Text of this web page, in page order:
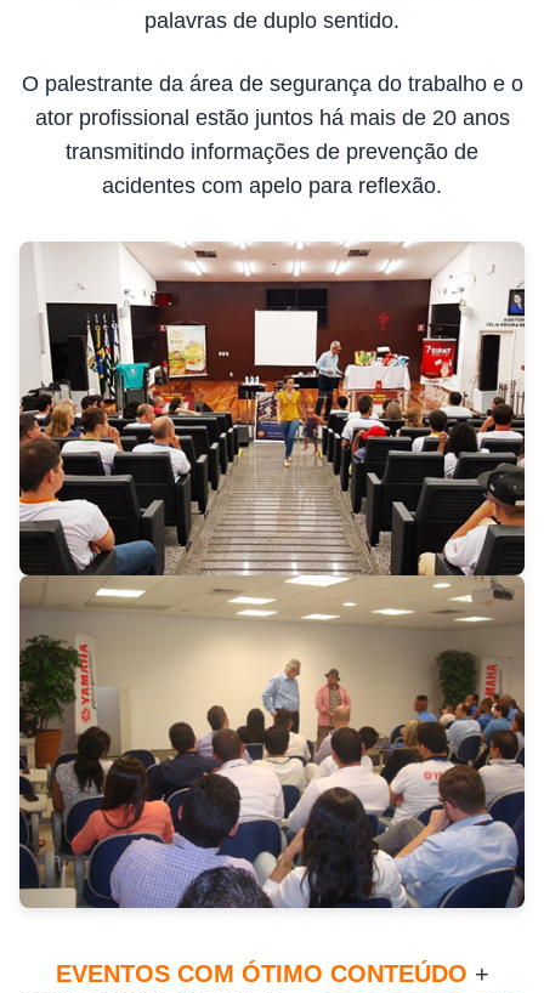
palavras de duplo sentido.
O palestrante da área de segurança do trabalho e o
ator profissional estão juntos há mais de 20 anos
transmitindo informações de prevenção de
acidentes com apelo para reflexão.
EVENTOS COM ÓTIMO CONTEÚDO +